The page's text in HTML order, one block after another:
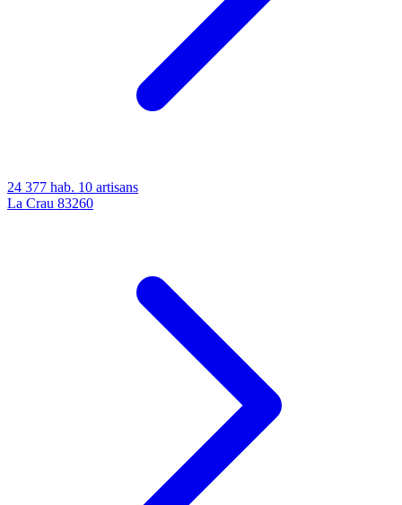
24 377 hab. 10 artisans
La Crau 83260